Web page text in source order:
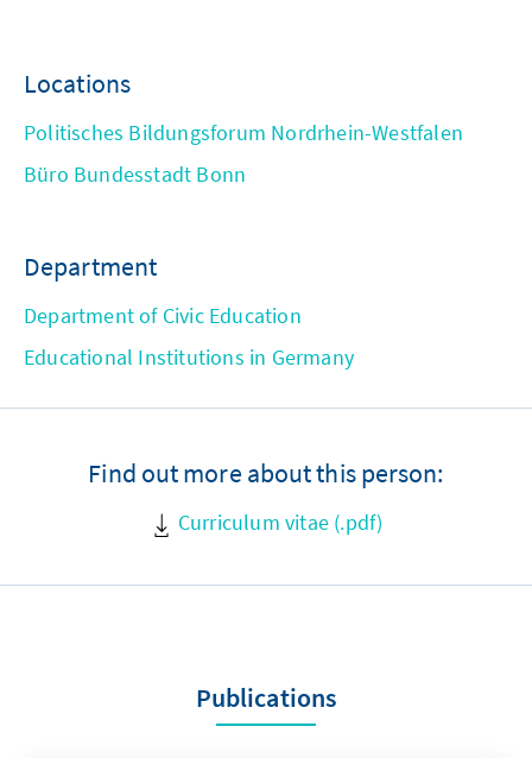
Locations
Politisches Bildungsforum Nordrhein-Westfalen
Büro Bundesstadt Bonn
Department
Department of Civic Education
Educational Institutions in Germany
Find out more about this person:
Curriculum vitae (.pdf)
Publications